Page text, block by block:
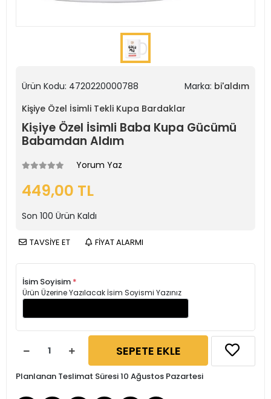
Ürün Kodu: 4720220000788 Marka: bi'aldım
Kişiye Özel İsimli Tekli Kupa Bardaklar
Kişiye Özel İsimli Baba Kupa Gücümü
Babamdan Aldım
Yorum Yaz
449,00 TL
Son 100 Ürün Kaldı
TAVSİYE ET FİYAT ALARMI
İsim Soyisim *
Ürün Üzerine Yazılacak İsim Soyismi Yazınız
SEPETE EKLE
Planlanan Teslimat Süresi 10 Ağustos Pazartesi